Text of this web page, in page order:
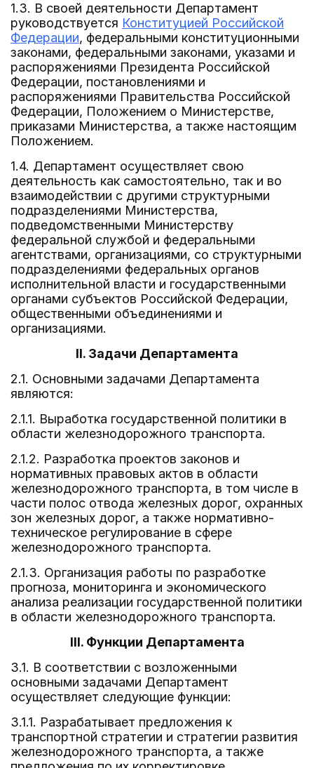
1.3. В своей деятельности Департамент
руководствуется Конституцией Российской
Федерации, федеральными конституционными
законами, федеральными законами, указами и
распоряжениями Президента Российской
Федерации, постановлениями и
распоряжениями Правительства Российской
Федерации, Положением о Министерстве,
приказами Министерства, а также настоящим
Положением.
1.4. Департамент осуществляет свою
деятельность как самостоятельно, так и во
взаимодействии с другими структурными
подразделениями Министерства,
подведомственными Министерству
федеральной службой и федеральными
агентствами, организациями, со структурными
подразделениями федеральных органов
исполнительной власти и государственными
органами субъектов Российской Федерации,
общественными объединениями и
организациями.
II. Задачи Департамента
2.1. Основными задачами Департамента
являются:
2.1.1. Выработка государственной политики в
области железнодорожного транспорта.
2.1.2. Разработка проектов законов и
нормативных правовых актов в области
железнодорожного транспорта, в том числе в
части полос отвода железных дорог, охранных
зон железных дорог, а также нормативно-
техническое регулирование в сфере
железнодорожного транспорта.
2.1.3. Организация работы по разработке
прогноза, мониторинга и экономического
анализа реализации государственной политики
в области железнодорожного транспорта.
III. Функции Департамента
3.1. В соответствии с возложенными
основными задачами Департамент
осуществляет следующие функции:
3.1.1. Разрабатывает предложения к
транспортной стратегии и стратегии развития
железнодорожного транспорта, а также